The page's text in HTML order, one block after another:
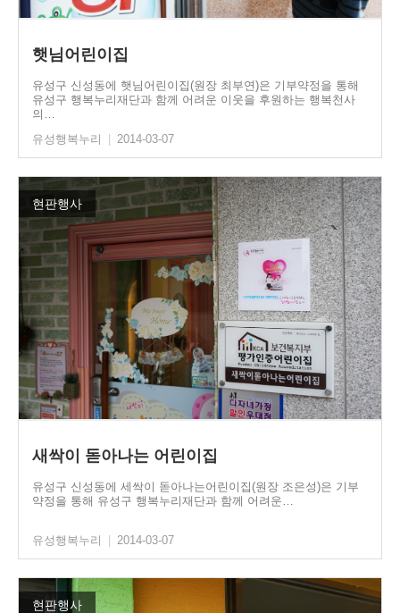
햇님어린이집
유성구 신성동에 햇님어린이집(원장 최부연)은 기부약정을 통해
유성구 행복누리재단과 함께 어려운 이웃을 후원하는 행복천사
의…
유성행복누리
2014-03-07
현판행사
새싹이 돋아나는 어린이집
유성구 신성동에 세싹이 돋아나는어린이집(원장 조은성)은 기부
약정을 통해 유성구 행복누리재단과 함께 어려운…
유성행복누리 2014-03-07
현판행사